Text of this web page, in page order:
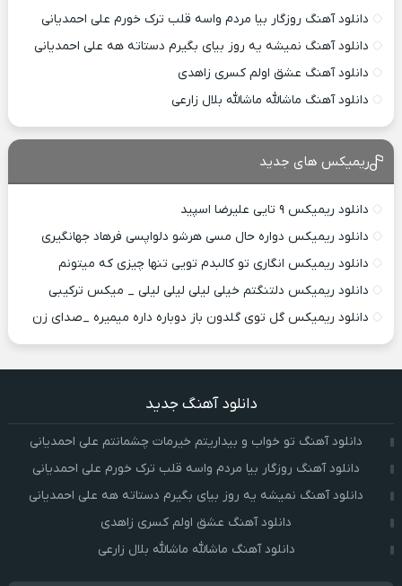
دانلود آهنگ روزگار بیا مردم واسه قلب ترک خورم علی احمدیانی
دانلود آهنگ نمیشه یه روز بیای بگیرم دستاته هه علی احمدیانی
دانلود آهنگ عشق اولم کسری زاهدی
دانلود آهنگ ماشالله ماشالله بلال زارعی
ریمیکس های جدید
دانلود ریمیکس ۹ تایی علیرضا اسپید
دانلود ریمیکس دواره حال مسی هرشو دلواپسی فرهاد جهانگیری
دانلود ریمیکس انگاری تو کالبدم تویی تنها چیزی که میتونم
دانلود ریمیکس دلتنگتم خیلی لیلی لیلی لیلی _ میکس ترکیبی
دانلود ریمیکس گل توی گلدون باز دوباره داره میمیره _صدای زن
دانلود آهنگ جدید
دانلود آهنگ تو خواب و بیداریتم خیرمات چشمانتم علی احمدیانی
دانلود آهنگ روزگار بیا مردم واسه قلب ترک خورم علی احمدیانی
دانلود آهنگ نمیشه یه روز بیای بگیرم دستاته هه علی احمدیانی
دانلود آهنگ عشق اولم کسری زاهدی
دانلود آهنگ ماشالله ماشالله بلال زارعی